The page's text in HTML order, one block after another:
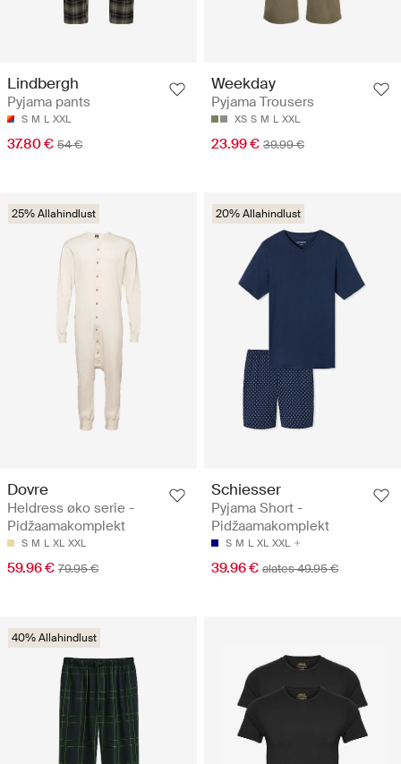
Lindbergh
Pyjama pants
S M L XXL
37.80 € 54 €
Weekday
Pyjama Trousers
XS S M L XXL
23.99 € 39.99 €
25% Allahindlust
Dovre
Heldress øko serie -
Pidžaamakomplekt
S M L XL XXL
59.96 € 79.95 €
20% Allahindlust
Schiesser
Pyjama Short -
Pidžaamakomplekt
S M L XL XXL
39.96 € alates 49.95 €
40% Allahindlust